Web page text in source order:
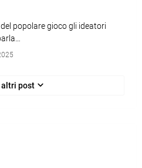
popolare gioco gli ideatori
altri post